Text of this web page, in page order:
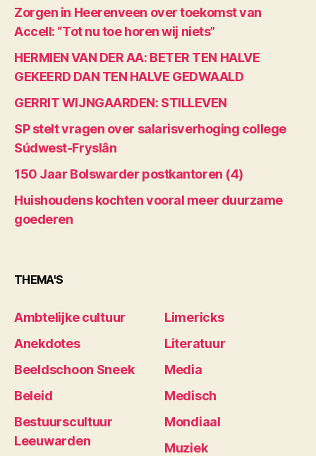
Zorgen in Heerenveen over toekomst van
Accell: “Tot nu toe horen wij niets”
HERMIEN VAN DER AA: BETER TEN HALVE
GEKEERD DAN TEN HALVE GEDWAALD
GERRIT WIJNGAARDEN: STILLEVEN
SP stelt vragen over salarisverhoging college
Súdwest-Fryslân
150 Jaar Bolswarder postkantoren (4)
Huishoudens kochten vooral meer duurzame
goederen
THEMA'S
Ambtelijke cultuur
Anekdotes
Beeldschoon Sneek
Beleid
Bestuurscultuur
Leeuwarden
Limericks
Literatuur
Media
Medisch
Mondiaal
Muziek